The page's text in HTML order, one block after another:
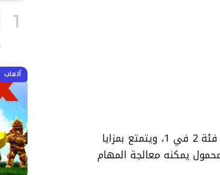
HP Pavilion 14 هو حاسوب محمول من الفئة المتوسطة ويندرج ضمن فئة 2 في 1، ويتمتع بمزايا
يمكنه معالجة المهام
ألعاب